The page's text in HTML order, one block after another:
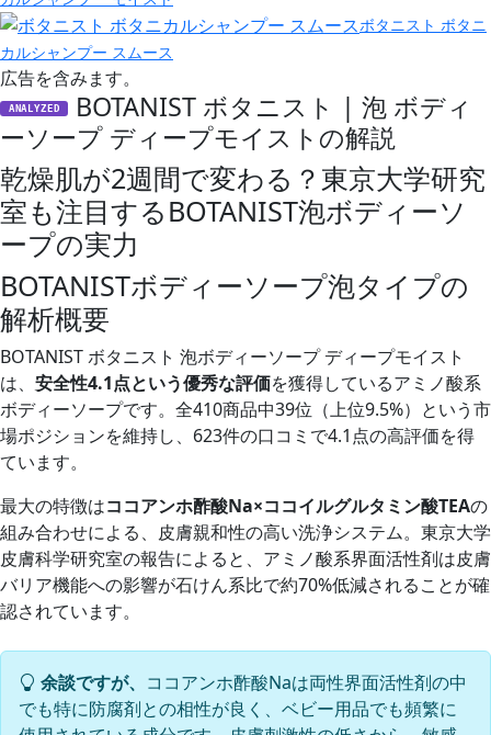
ボタニスト ボタニ
カルシャンプー スムース
広告を含みます。
ANALYZED
BOTANIST ボタニスト | 泡 ボディ
ーソープ ディープモイストの解説
乾燥肌が2週間で変わる？東京大学研究
室も注目するBOTANIST泡ボディーソ
ープの実力
BOTANISTボディーソープ泡タイプの
解析概要
BOTANIST ボタニスト 泡ボディーソープ ディープモイスト
は、 安全性4.1点という優秀な評価を獲得しているアミノ酸系
ボディーソープです。全410商品中39位（上位9.5%）という市
場ポジションを維持し、623件の口コミで4.1点の高評価を得
ています。
最大の特徴はココアンホ酢酸Na×ココイルグルタミン酸TEAの
組み合わせによる、皮膚親和性の高い洗浄システム。東京大学
皮膚科学研究室の報告によると、アミノ酸系界面活性剤は皮膚
バリア機能への影響が石けん系比で約70%低減されることが確
認されています。
余談ですが、 ココアンホ酢酸Naは両性界面活性剤の中
でも特に防腐剤との相性が良く、ベビー用品でも頻繁に